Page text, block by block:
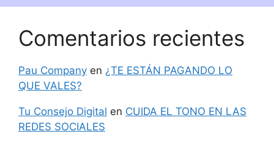
Comentarios recientes
Pau Company en ¿TE ESTÁN PAGANDO LO
QUE VALES?
Tu Consejo Digital en CUIDA EL TONO EN LAS
REDES SOCIALES